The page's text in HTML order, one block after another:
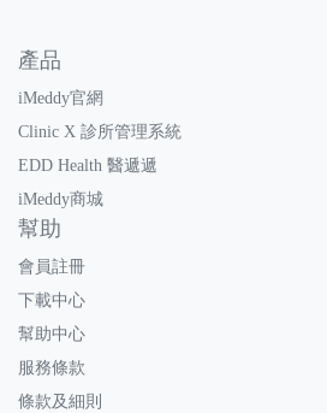
產品
iMeddy官網
Clinic X 診所管理系統
EDD Health 醫遞遞
iMeddy商城
幫助
會員註冊
下載中心
幫助中心
服務條款
條款及細則